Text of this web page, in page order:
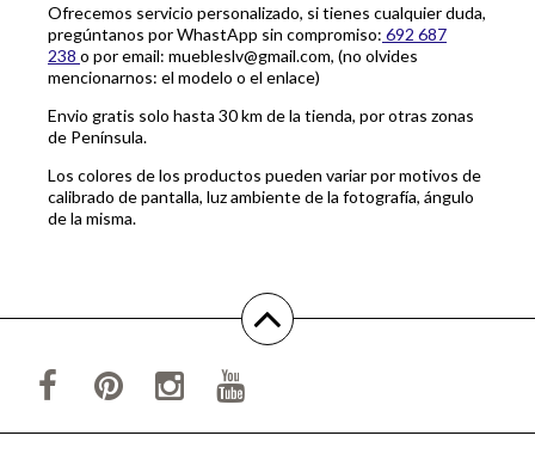
Ofrecemos servicio personalizado, si tienes cualquier duda,
pregúntanos por WhastApp sin compromiso: 692 687
238 o por email: muebleslv@gmail.com, (no olvides
mencionarnos: el modelo o el enlace)
Envio gratis solo hasta 30 km de la tienda, por otras zonas
de Península.
Los colores de los productos pueden variar por motivos de
calibrado de pantalla, luz ambiente de la fotografía, ángulo
de la misma.